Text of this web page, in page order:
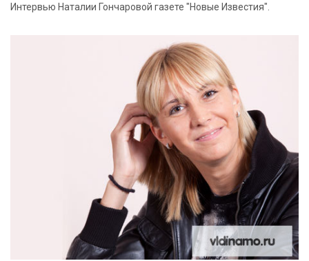
Интервью Наталии Гончаровой газете "Новые Известия".